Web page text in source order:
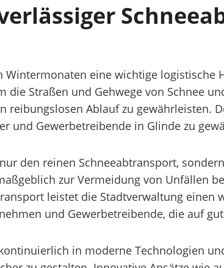
eine wichtige logistische
Straßen und Gehwege von Schnee
reibungslosen Ablauf zu gewährleisten.
und Gewerbetreibende in Glinde zu
den reinen Schneeabtransport,
zur Vermeidung von Unfällen
leistet die Stadtverwaltung einen
und Gewerbetreibende, die auf
in moderne Technologien